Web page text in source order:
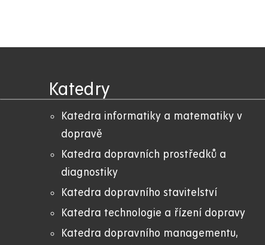
Katedry
Katedra informatiky a matematiky v
dopravě
Katedra dopravních prostředků a
diagnostiky
Katedra dopravního stavitelství
Katedra technologie a řízení dopravy
Katedra dopravního managementu,